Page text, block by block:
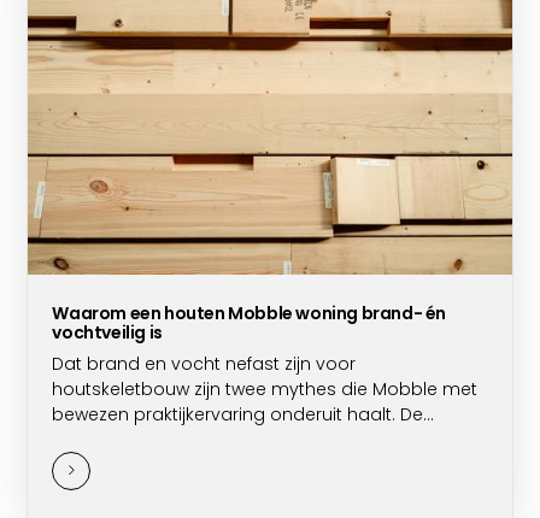
Waarom een houten Mobble woning brand- én
vochtveilig is
Dat brand en vocht nefast zijn voor
houtskeletbouw zijn twee mythes die Mobble met
bewezen praktijkervaring onderuit haalt. De
kiest voor een veilige, deskundig gebouwde en
duurzame woonst.